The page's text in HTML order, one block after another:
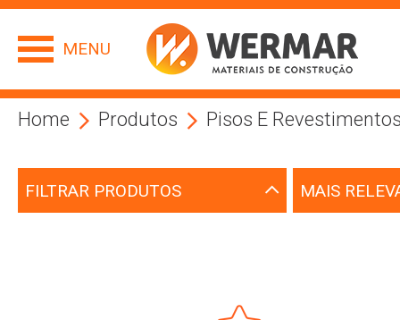
MENU
Home Produtos Pisos E
FILTRAR PRODUTOS